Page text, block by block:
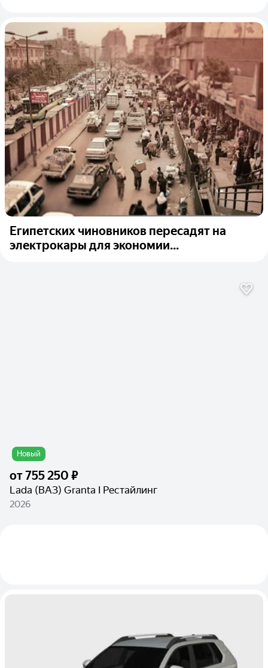
Египетских чиновников пересадят на
электрокары для экономии...
Новый
от755 250 ₽
Lada (ВАЗ) Granta I Рестайлинг
2026